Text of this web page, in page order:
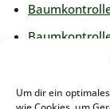
Um dir ein